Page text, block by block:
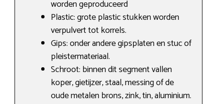
worden geproduceerd
Plastic: grote plastic stukken worden
verpulvert tot korrels.
Gips: onder andere gipsplaten en stuc of
pleistermateriaal.
Schroot: binnen dit segment vallen
koper, gietijzer, staal, messing of de
oude metalen brons, zink, tin, aluminium.